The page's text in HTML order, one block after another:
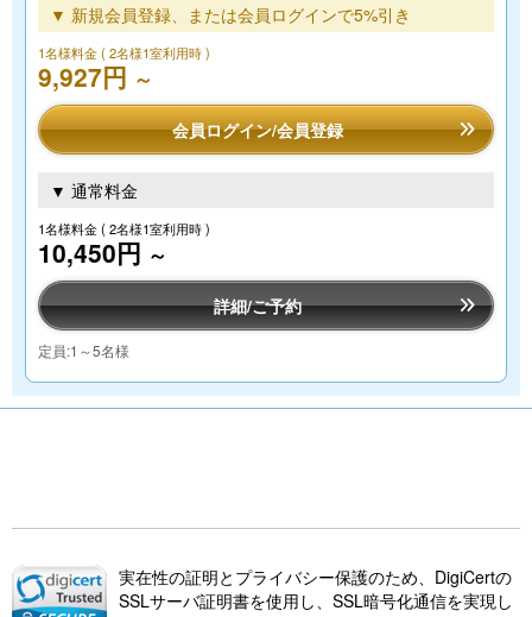
▼ 新規会員登録、または会員ログインで5%引き
1名様料金( 2名様1室利用時 )
9,927円 ～
会員ログイン/会員登録
▼ 通常料金
1名様料金( 2名様1室利用時 )
10,450円 ～
詳細/ご予約
定員:1～5名様
実在性の証明とプライバシー保護のため、DigiCertの
SSLサーバ証明書を使用し、SSL暗号化通信を実現し